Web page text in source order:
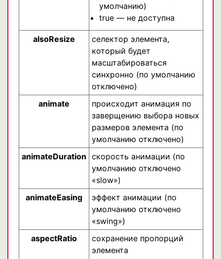
умолчанию)
true — не доступна
alsoResize
селектор элемента,
который будет
масштабироваться
синхронно (по умолчанию
отключено)
animate
происходит анимация по
заверщению выбора новых
размеров элемента (по
умолчанию отключено)
animateDuration скорость анимации (по
умолчанию отключено
«slow»)
animateEasing
эффект анимации (по
умолчанию отключено
«swing»)
aspectRatio
сохранение пропорций
элемента